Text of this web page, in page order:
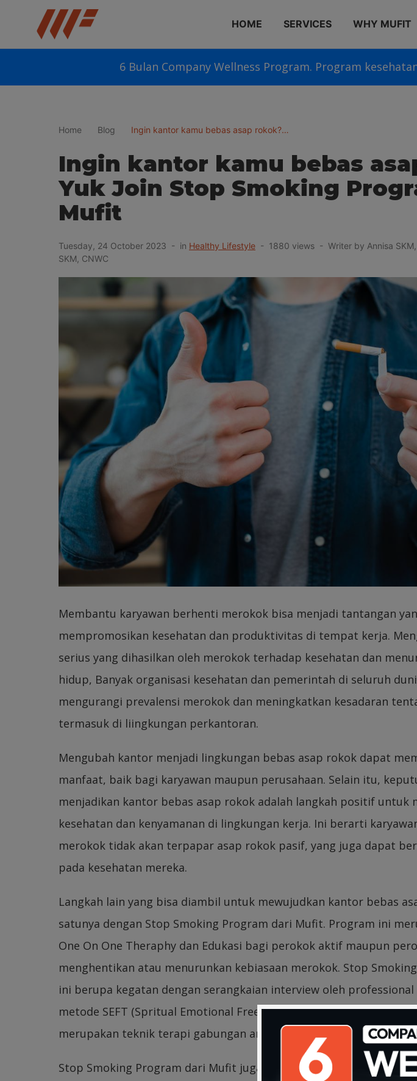
6 Bulan Company Wellness Program. Program
HOME SERVICES WHY MUFIT
Home Blog Ingin kantor kamu bebas asap rokok?…
Ingin kantor kamu bebas
Yuk Join Stop Smoking
Mufit
Tuesday, 24 October 2023 - in Healthy Lifestyle - 1880 views - Writer by Annisa SKM,
SKM, CNWC
Membantu karyawan berhenti merokok bisa menjadi tantangan
mempromosikan kesehatan dan produktivitas di tempat kerja.
serius yang dihasilkan oleh merokok terhadap kesehatan dan
hidup, Banyak organisasi kesehatan dan pemerintah di seluruh
mengurangi prevalensi merokok dan meningkatkan kesadaran
termasuk di liingkungan perkantoran.
Mengubah kantor menjadi lingkungan bebas asap rokok dapat
manfaat, baik bagi karyawan maupun perusahaan. Selain itu,
menjadikan kantor bebas asap rokok adalah langkah positif untuk
kesehatan dan kenyamanan di lingkungan kerja. Ini berarti
merokok tidak akan terpapar asap rokok pasif, yang juga dapat
pada kesehatan mereka.
Langkah lain yang bisa diambil untuk mewujudkan kantor bebas
satunya dengan Stop Smoking Program dari Mufit. Program ini
One On One Theraphy dan Edukasi bagi perokok aktif maupun
menghentikan atau menurunkan kebiasaan merokok. Stop
ini berupa kegatan dengan serangkaian interview oleh
metode SEFT (Spritual Emotional Freedom Technique) atau
merupakan teknik terapi gabungan antara energi tubuh dan
Stop Smoking Program dari Mufit juga melakukan focus grup